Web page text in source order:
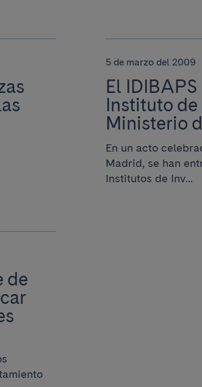
5 de marzo del 2009
El
Instituto
Ministerio
En un acto
Madrid, se han
Institutos de Inv...
de